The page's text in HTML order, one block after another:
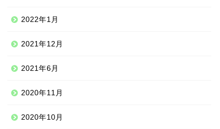
2022年1月
2021年12月
2021年6月
2020年11月
2020年10月